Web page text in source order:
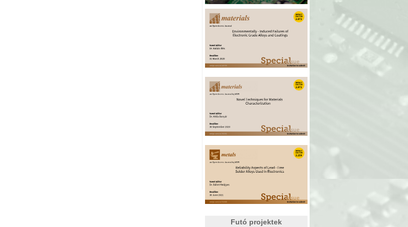
Futó projektek